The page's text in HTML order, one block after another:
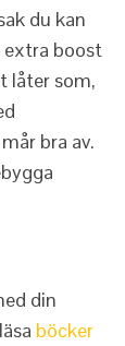
du kan
extra boost
låter som,
bra av.
din
böcker